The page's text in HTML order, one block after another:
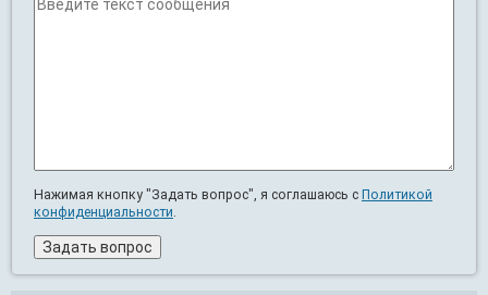
Нажимая кнопку "Задать вопрос", я соглашаюсь с Политикой
конфиденциальности.